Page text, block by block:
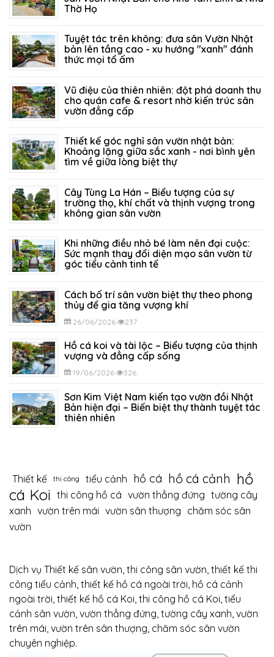
Thờ Họ
Tuyệt tác trên không: đưa sân Vườn Nhật
bản lên tầng cao - xu hướng "xanh" đánh
thức mọi tổ ấm
Vũ điệu của thiên nhiên: đột phá doanh thu
cho quán cafe & resort nhờ kiến trúc sân
vườn đẳng cấp
Thiết kế góc nghỉ sân vườn nhật bản:
Khoảng lặng giữa sắc xanh - nơi bình yên
tìm về giữa lòng biệt thự
Cây Tùng La Hán – Biểu tượng của sự
trường thọ, khí chất và thịnh vượng trong
không gian sân vườn
Khi những điều nhỏ bé làm nên đại cuộc:
Sức mạnh thay đổi diện mạo sân vườn từ
góc tiểu cảnh tinh tế
Cách bố trí sân vườn biệt thự theo phong
thủy để gia tăng vượng khí
26/06/2026 237
Hồ cá koi và tài lộc – Biểu tượng của thịnh
vượng và đẳng cấp sống
19/06/2026 326
Sơn Kim Việt Nam kiến tạo vườn đồi Nhật
Bản hiện đại – Biến biệt thự thành tuyệt tác
thiên nhiên
Thiết kế thi công tiểu cảnh hồ cá hồ cá cảnh hồ
cá Koi thi công hồ cá vườn thẳng đứng tường cây
xanh vườn trên mái vườn sân thượng chăm sóc sân
vườn
Dịch vụ Thiết kế sân vườn, thi công sân vườn, thiết kế thi
công tiểu cảnh, thiết kế hồ cá ngoài trời, hồ cá cảnh
ngoài trời, thiết kế hồ cá Koi, thi công hồ cá Koi, tiểu
cảnh sân vườn, vườn thẳng đứng, tường cây xanh, vườn
trên mái, vườn trên sân thượng, chăm sóc sân vườn
chuyên nghiệp.